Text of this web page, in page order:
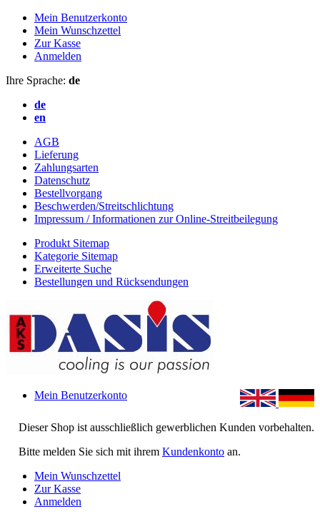
Mein Benutzerkonto
Mein Wunschzettel
Zur Kasse
Anmelden
Ihre Sprache: de
de
en
AGB
Lieferung
Zahlungsarten
Datenschutz
Bestellvorgang
Beschwerden/Streitschlichtung
Impressum / Informationen zur Online-Streitbeilegung
Produkt Sitemap
Kategorie Sitemap
Erweiterte Suche
Bestellungen und Rücksendungen
Dieser Shop ist ausschließlich gewerblichen Kunden vorbehalten.
Bitte melden Sie sich mit ihrem Kundenkonto an.
Mein Benutzerkonto
Mein Wunschzettel
Zur Kasse
Anmelden